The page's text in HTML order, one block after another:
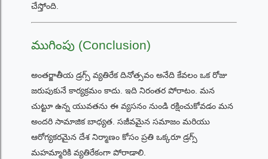
చేస్తోంది.
ముగింపు (Conclusion)
అంతర్జాతీయ డ్రగ్స్ వ్యతిరేక దినోత్సవం అనేది కేవలం ఒక రోజు
జరుపుకునే కార్యక్రమం కాదు. ఇది నిరంతర పోరాటం. మన
చుట్టూ ఉన్న యువతను ఈ వ్యసనం నుండి రక్షించుకోవడం మన
అందరి సామాజిక బాధ్యత. సజీవమైన సమాజం మరియు
ఆరోగ్యకరమైన దేశ నిర్మాణం కోసం ప్రతి ఒక్కరూ డ్రగ్స్
మహమ్మారికి వ్యతిరేకంగా పోరాడాలి.